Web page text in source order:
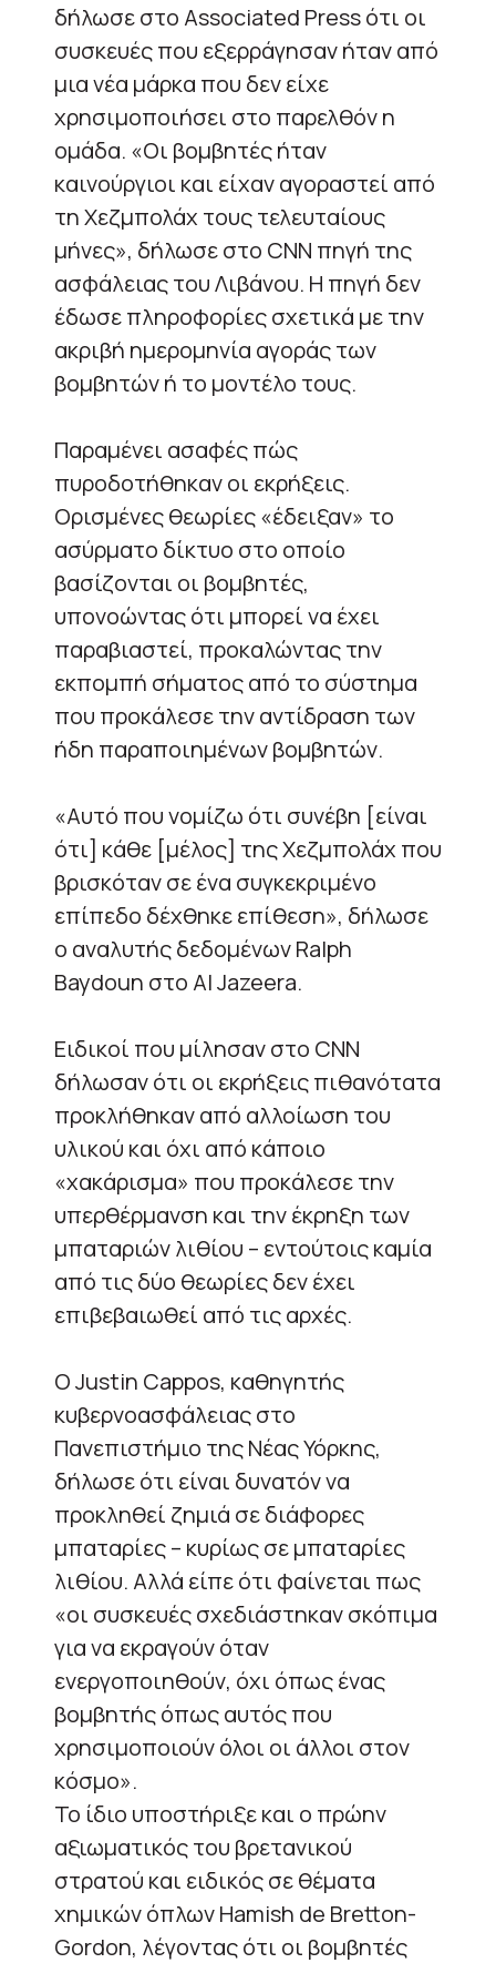
δήλωσε στο Associated Press ότι οι
συσκευές που εξερράγησαν ήταν από
μια νέα μάρκα που δεν είχε
χρησιμοποιήσει στο παρελθόν η
ομάδα. «Οι βομβητές ήταν
καινούργιοι και είχαν αγοραστεί από
τη Χεζμπολάχ τους τελευταίους
μήνες», δήλωσε στο CNN πηγή της
ασφάλειας του Λιβάνου. Η πηγή δεν
έδωσε πληροφορίες σχετικά με την
ακριβή ημερομηνία αγοράς των
βομβητών ή το μοντέλο τους.
Παραμένει ασαφές πώς
πυροδοτήθηκαν οι εκρήξεις.
Ορισμένες θεωρίες «έδειξαν» το
ασύρματο δίκτυο στο οποίο
βασίζονται οι βομβητές,
υπονοώντας ότι μπορεί να έχει
παραβιαστεί, προκαλώντας την
εκπομπή σήματος από το σύστημα
που προκάλεσε την αντίδραση των
ήδη παραποιημένων βομβητών.
«Αυτό που νομίζω ότι συνέβη [είναι
ότι] κάθε [μέλος] της Χεζμπολάχ που
βρισκόταν σε ένα συγκεκριμένο
επίπεδο δέχθηκε επίθεση», δήλωσε
ο αναλυτής δεδομένων Ralph
Baydoun στο Al Jazeera.
Ειδικοί που μίλησαν στο CNN
δήλωσαν ότι οι εκρήξεις πιθανότατα
προκλήθηκαν από αλλοίωση του
υλικού και όχι από κάποιο
«χακάρισμα» που προκάλεσε την
υπερθέρμανση και την έκρηξη των
μπαταριών λιθίου – εντούτοις καμία
από τις δύο θεωρίες δεν έχει
επιβεβαιωθεί από τις αρχές.
Ο Justin Cappos, καθηγητής
κυβερνοασφάλειας στο
Πανεπιστήμιο της Νέας Υόρκης,
δήλωσε ότι είναι δυνατόν να
προκληθεί ζημιά σε διάφορες
μπαταρίες – κυρίως σε μπαταρίες
λιθίου. Αλλά είπε ότι φαίνεται πως
«οι συσκευές σχεδιάστηκαν σκόπιμα
για να εκραγούν όταν
ενεργοποιηθούν, όχι όπως ένας
βομβητής όπως αυτός που
χρησιμοποιούν όλοι οι άλλοι στον
κόσμο».
Το ίδιο υποστήριξε και ο πρώην
αξιωματικός του βρετανικού
στρατού και ειδικός σε θέματα
χημικών όπλων Hamish de Bretton-
Gordon, λέγοντας ότι οι βομβητές